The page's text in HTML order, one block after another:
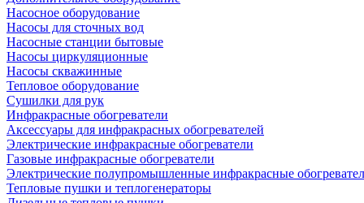
Насосное оборудование
Насосы для сточных вод
Насосные станции бытовые
Насосы циркуляционные
Насосы скважинные
Тепловое оборудование
Сушилки для рук
Инфракрасные обогреватели
Аксессуары для инфракрасных обогревателей
Электрические инфракрасные обогреватели
Газовые инфракрасные обогреватели
Электрические полупромышленные инфракрасные
Тепловые пушки и теплогенераторы